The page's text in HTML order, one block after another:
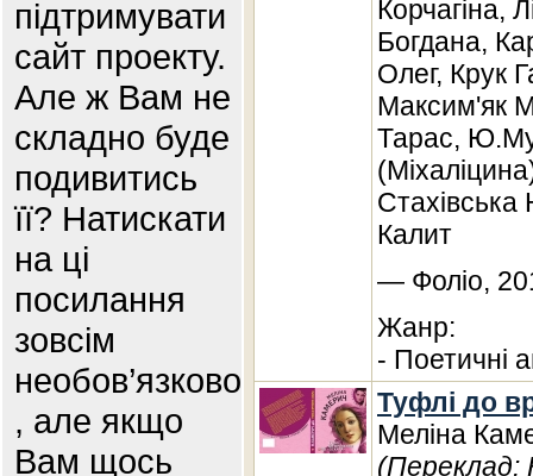
підтримувати
сайт проекту.
Але ж Вам не
складно буде
подивитись
її? Натискати
на ці
посилання
зовсім
необов’язково
, але якщо
Вам щось
Корчагіна,
Богдана,
Олег, Крук
Максим'як
Тарас,
Калит
— Фоліо,
Жанр:
- Поетичні
Туфлі до
Меліна
(Переклад: